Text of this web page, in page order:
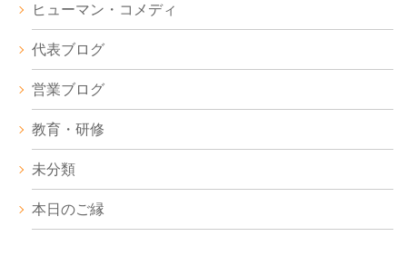
ヒューマン・コメディ
代表ブログ
営業ブログ
教育・研修
未分類
本日のご縁